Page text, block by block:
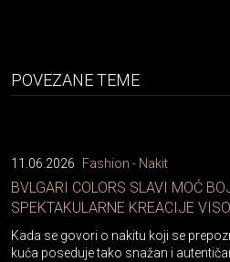
POVEZANE TEME
11.06.2026 Fashion - Nakit
BVLGARI COLORS SLAVI MOĆ
SPEKTAKULARNE KREACIJE
Kada se govori o nakitu koji se
kuća poseduje tako snažan i